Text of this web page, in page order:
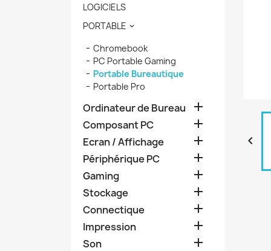
LOGICIELS
PORTABLE 
Chromebook
PC Portable Gaming
Portable Bureautique
Portable Pro
Ordinateur de Bureau 
Composant PC 
Ecran / Affichage 
Périphérique PC 
Gaming 
Stockage 
Connectique 
Impression 
Son 
